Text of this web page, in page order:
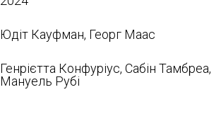
Юдіт Кауфман, Георг Маас
Генрієтта Конфуріус, Сабін Тамбреа,
Мануель Рубі